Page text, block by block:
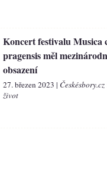
Koncert festivalu Musica
pragensis měl
obsazení
27. březen 2023 |
život